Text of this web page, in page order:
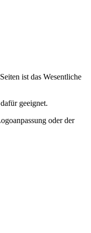
ist das Wesentliche
geeignet.
oder der